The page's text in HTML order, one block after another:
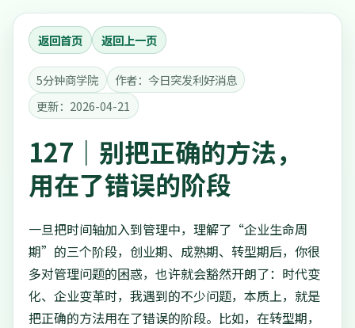
返回首页 返回上一页
5分钟商学院
作者：今日突发利好消息
更新：2026-04-21
127｜别把正确的方法，
用在了错误的阶段
一旦把时间轴加入到管理中，理解了“企业生命周
期”的三个阶段，创业期、成熟期、转型期后，你很
多对管理问题的困惑，也许就会豁然开朗了：时代变
化、企业变革时，我遇到的不少问题，本质上，就是
把正确的方法用在了错误的阶段。比如，在转型期，